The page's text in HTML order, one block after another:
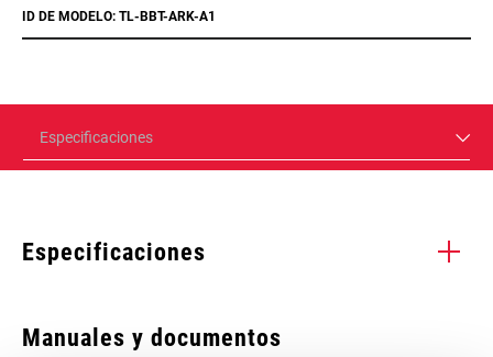
ID DE MODELO: TL-BBT-ARK-A1
Especificaciones
Especificaciones
Manuales y documentos